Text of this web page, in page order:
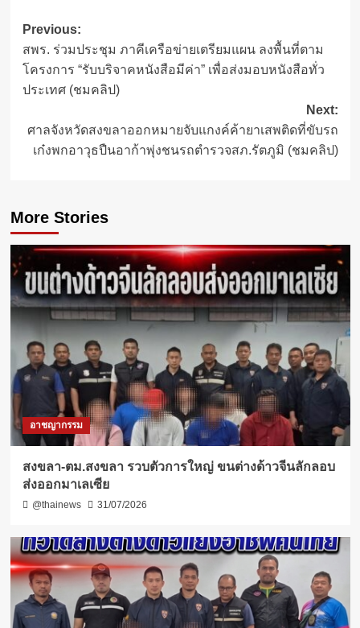
Post
navigation
Previous:
สพร. ร่วมประชุม ภาคีเครือข่ายเตรียมแผน ลงพื้นที่ตาม
โครงการ “รับบริจาคหนังสือมีค่า” เพื่อส่งมอบหนังสือทั่ว
ประเทศ (ชมคลิป)
Next:
ศาลจังหวัดสงขลาออกหมายจับแกงค์ค้ายาเสพติดที่ขับรถ
เก๋งพกอาวุธปืนอาก้าพุ่งชนรถตำรวจสภ.รัตภูมิ (ชมคลิป)
More Stories
อาชญากรรม
สงขลา-ตม.สงขลา รวบตัวการใหญ่ ขนต่างด้าวจีนลักลอบ
ส่งออกมาเลเซีย
@thainews 31/07/2026